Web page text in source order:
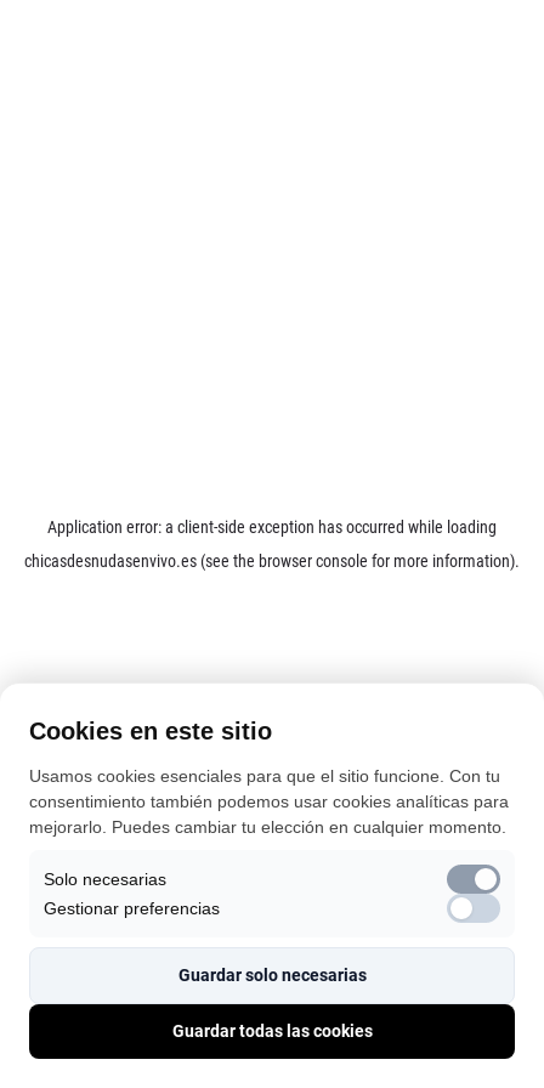
Application error: a client-side exception has occurred while loading
chicasdesnudasenvivo.es (see the browser console for more information).
Cookies en este sitio
Usamos cookies esenciales para que el sitio funcione. Con tu
consentimiento también podemos usar cookies analíticas para
mejorarlo. Puedes cambiar tu elección en cualquier momento.
Solo necesarias
Gestionar preferencias
Guardar solo necesarias
Guardar todas las cookies